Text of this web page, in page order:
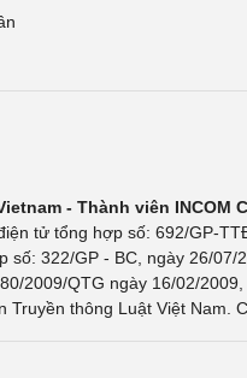
- Thành viên INCOM
tử tổng hợp số: 692/GP-
số: 322/GP - BC, ngày 26/
2009/QTG ngày 16/02/
Truyền thông Luật Việt Nam.